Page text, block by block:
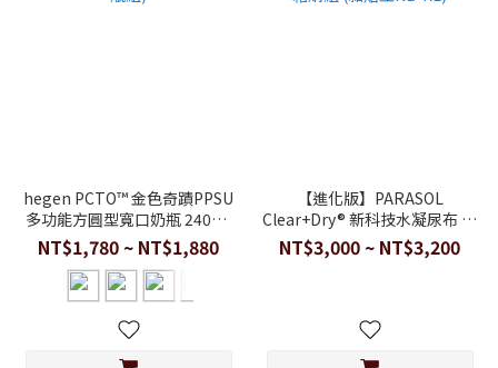
hegen PCTO™ 金色奇蹟PPSU
多功能方圓型寬口奶瓶 240ml
(雙瓶組)
NT$1,780 ~ NT$1,880
【進化版】PARASOL
Clear+Dry® 新科技水凝尿布 囤
貨箱購組 (黏貼型NB-XL)
NT$3,000 ~ NT$3,200